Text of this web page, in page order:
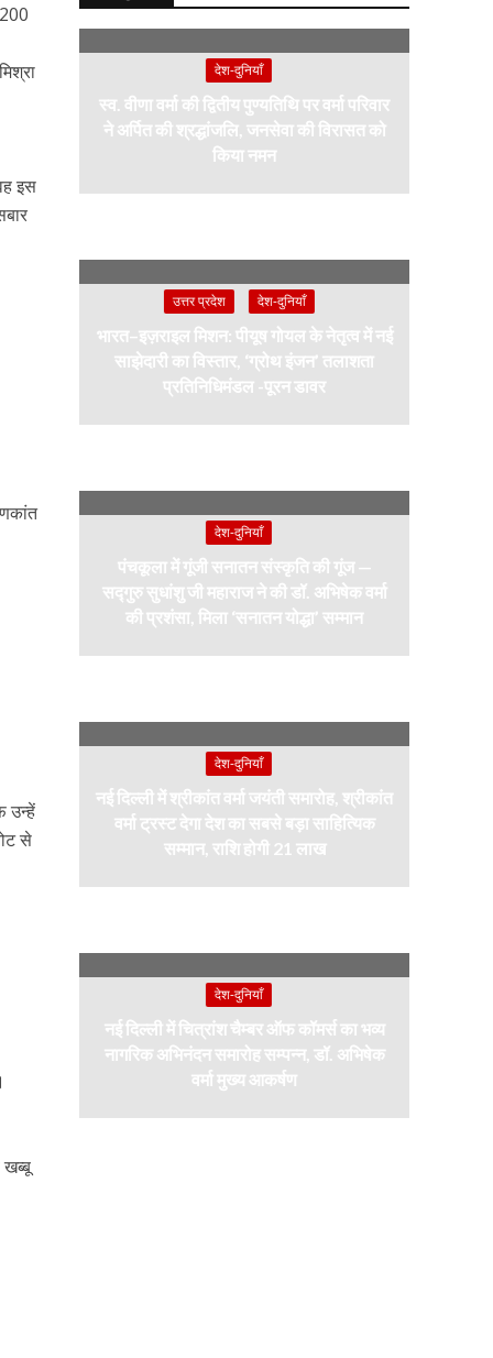
इस
उन्हें
से
खब्बू
देश-दुनियाँ
स्व. वीणा वर्मा की द्वितीय पुण्यतिथि पर वर्मा परिवार
ने अर्पित की श्रद्धांजलि, जनसेवा की विरासत को
किया नमन
उत्तर प्रदेश देश-दुनियाँ
भारत–इज़राइल मिशन: पीयूष गोयल के नेतृत्व में नई
साझेदारी का विस्तार, ‘ग्रोथ इंजन’ तलाशता
प्रतिनिधिमंडल -पूरन डावर
देश-दुनियाँ
पंचकूला में गूंजी सनातन संस्कृति की गूंज —
सद्गुरु सुधांशु जी महाराज ने की डॉ. अभिषेक वर्मा
की प्रशंसा, मिला ‘सनातन योद्धा’ सम्मान
देश-दुनियाँ
नई दिल्ली में श्रीकांत वर्मा जयंती समारोह, श्रीकांत
वर्मा ट्रस्ट देगा देश का सबसे बड़ा साहित्यिक
सम्मान, राशि होगी 21 लाख
देश-दुनियाँ
नई दिल्ली में चित्रांश चैम्बर ऑफ कॉमर्स का भव्य
नागरिक अभिनंदन समारोह सम्पन्न, डॉ. अभिषेक
वर्मा मुख्य आकर्षण